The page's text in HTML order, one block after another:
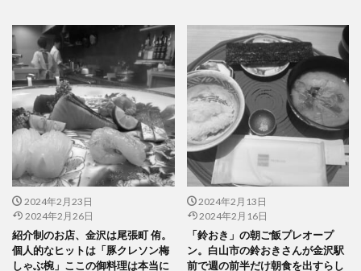
2024年2月23日
2024年2月26日
紹介制のお店、金沢は尾張町 侑。
個人的なヒットは「豚クレソン梅
しゃぶ椀」ここの御料理は本当に
2024年2月13日
2024年2月16日
「鈴おき」の朝ご飯プレオープ
ン。白山市の鈴おきさんが金沢駅
前で週の前半だけ朝食を出すらし